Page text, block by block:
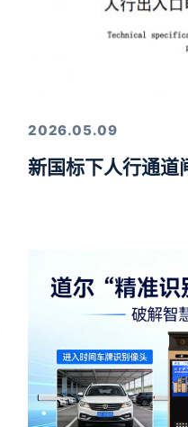
以硬核技术筑牢行业
2026.05.09
新国标下人行通道